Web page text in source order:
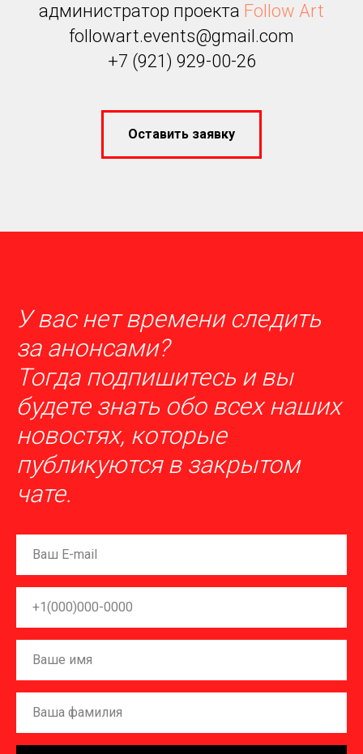
администратор проекта Follow Art
followart.events@gmail.com
+7 (921) 929-00-26
Оставить заявку
У вас нет времени следить
за анонсами?
Тогда подпишитесь и вы
будете знать обо всех наших
новостях, которые
публикуются в закрытом
чате.